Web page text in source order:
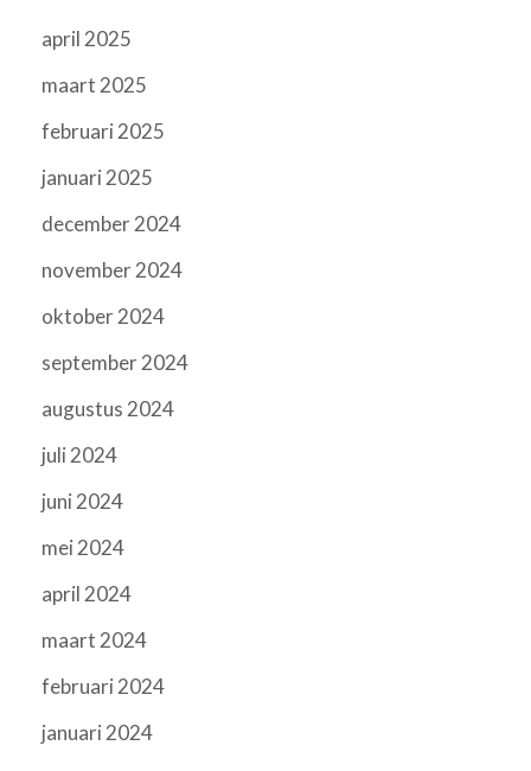
april 2025
maart 2025
februari 2025
januari 2025
december 2024
november 2024
oktober 2024
september 2024
augustus 2024
juli 2024
juni 2024
mei 2024
april 2024
maart 2024
februari 2024
januari 2024